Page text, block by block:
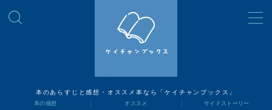
本のあらすじと感想・オススメ本なら「ケイチャンブックス」
本の感想 オススメ サイドストーリー